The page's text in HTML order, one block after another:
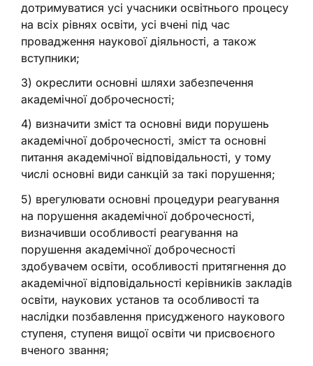
дотримуватися усі учасники освітнього процесу
на всіх рівнях освіти, усі вчені під час
провадження наукової діяльності, а також
вступники;
3) окреслити основні шляхи забезпечення
академічної доброчесності;
4) визначити зміст та основні види порушень
академічної доброчесності, зміст та основні
питання академічної відповідальності, у тому
числі основні види санкцій за такі порушення;
5) врегулювати основні процедури реагування
на порушення академічної доброчесності,
визначивши особливості реагування на
порушення академічної доброчесності
здобувачем освіти, особливості притягнення до
академічної відповідальності керівників закладів
освіти, наукових установ та особливості та
наслідки позбавлення присудженого наукового
ступеня, ступеня вищої освіти чи присвоєного
вченого звання;